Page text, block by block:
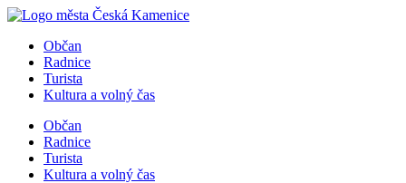
Přejít
obsahuObčan
Radnice
Turista
Kultura a volný čas
Občan
Radnice
Turista
Kultura a volný čas